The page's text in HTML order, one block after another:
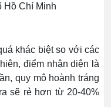
Hồ Chí Minh
khác biệt so với các
điểm nhận diện là
quy mô hoành tráng
sẽ rẻ hơn từ 20-40%